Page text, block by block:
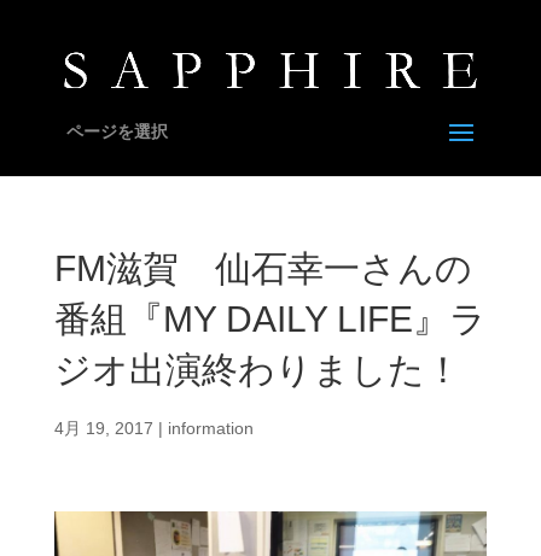
ページを選択
FM滋賀 仙石幸一さんの
番組『MY DAILY LIFE』ラ
ジオ出演終わりました！
4月 19, 2017 | information